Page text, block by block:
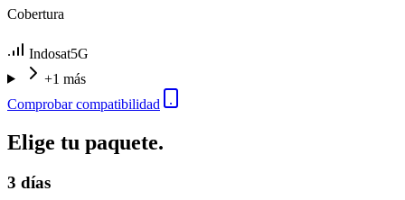
Cobertura
Indosat5G
+1 más
Comprobar compatibilidad
Elige tu paquete.
3 días